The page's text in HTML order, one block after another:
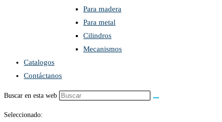
Para madera
Para metal
Cilindros
Mecanismos
Catalogos
Contáctanos
Buscar en esta web
Seleccionado: